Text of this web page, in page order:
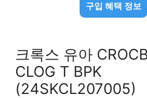
구입 혜택 정보
크록스 유아
CLOG T BPK
(24SKCL207005)